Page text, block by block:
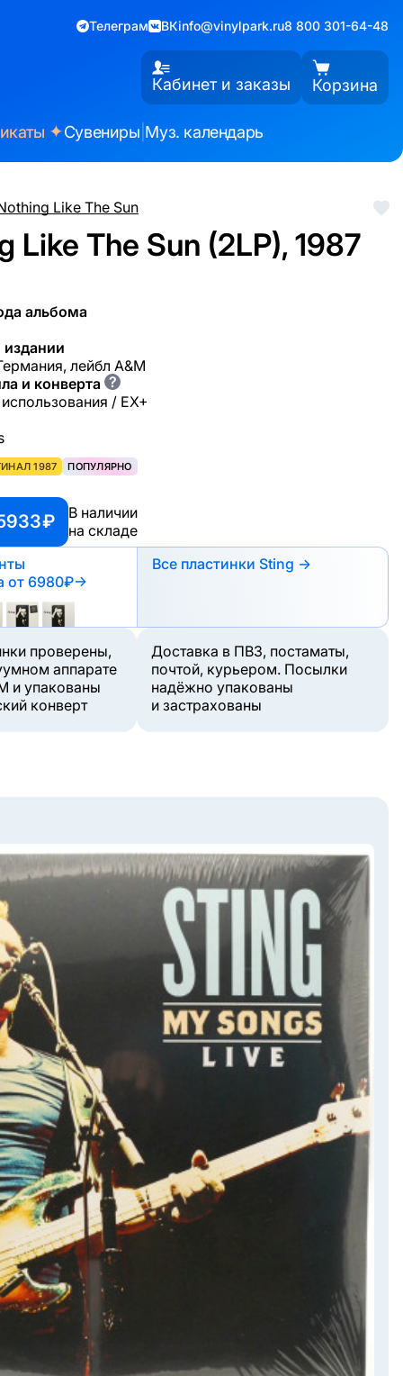
Телеграм ВКinfo@vinylpark.ru8 800 301-64-48
Кабинет и заказы Корзина
✦Сувениры Муз. календарь
Like The Sun
Like The Sun (2LP), 1987
альбома
лейбл A&M
и конверта ?
/ EX+
1987 ПОПУЛЯРНО
₽
В наличии
на складе
от 6980₽→
Все пластинки Sting →
проверены,
аппарате
и упакованы
конверт
Доставка в ПВЗ, постаматы,
почтой, курьером. Посылки
надёжно упакованы
и застрахованы